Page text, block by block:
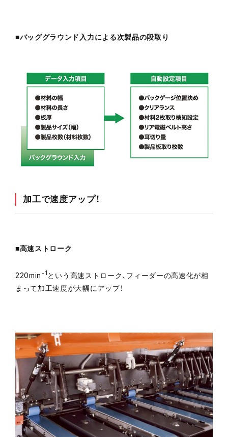
■バッググラウンド入力による次製品の段取り
加工で速度アップ！
■高速ストローク
220min -1 という高速ストローク、フィーダーの高速化が相
まって加工速度が大幅にアップ！